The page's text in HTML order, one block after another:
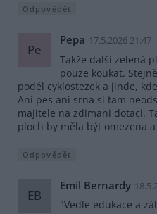
Odpovědět
Pe
Pepa 17.5.2026 21:47
Takže další zelená
pouze koukat.
podél cyklostezek a jinde,
Ani pes ani srna si tam
majitele na zdimani dotaci.
ploch by měla být omezena
Odpovědět
EB
Emil Bernardy
"Vedle edukace a